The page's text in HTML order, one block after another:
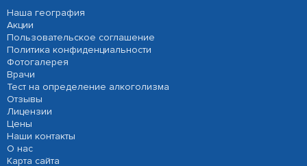
Наша география
Акции
Пользовательское соглашение
Политика конфиденциальности
Фотогалерея
Врачи
Тест на определение алкоголизма
Отзывы
Лицензии
Цены
Наши контакты
О нас
Карта сайта